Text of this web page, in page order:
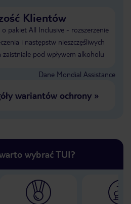
Klientów
o pakiet All Inclusive - rozszerzenie
i następstw nieszczęśliwych
pod wpływem alkoholu
Dane Mondial Assistance
wariantów ochrony»
wybrać TUI?